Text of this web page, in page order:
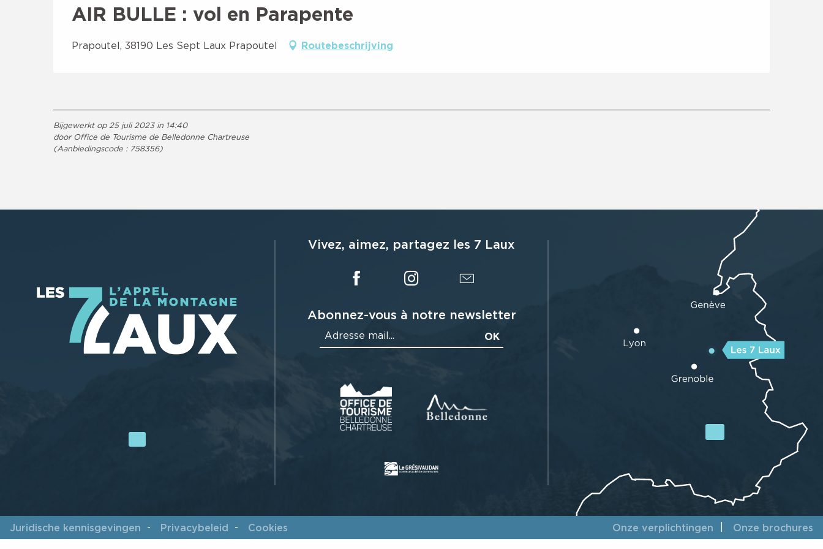
AIR BULLE : vol en Parapente
Prapoutel, 38190 Les Sept Laux Prapoutel Routebeschrijving
Bijgewerkt op 25 juli 2023 in 14:40
door Office de Tourisme de Belledonne Chartreuse
(Aanbiedingscode : 758356)
Vivez, aimez, partagez les 7 Laux
Abonnez-vous à notre newsletter
Juridische kennisgevingen Privacybeleid Cookies Onze verplichtingen Onze brochures